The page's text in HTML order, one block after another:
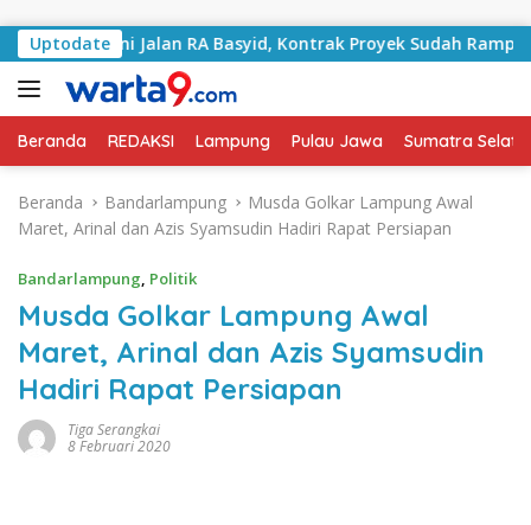
UptodateJalan RA Basyid, Kontrak Proyek Sudah Rampung
Beranda REDAKSI Lampung Pulau Jawa Sumatra
Beranda Bandarlampung
Musda Golkar Lampung Awal
Maret, Arinal dan Azis Syamsudin Hadiri Rapat Persiapan
Bandarlampung, Politik
Musda Golkar Lampung Awal
Maret, Arinal dan Azis Syamsudin
Hadiri Rapat Persiapan
Tiga Serangkai
8 Februari 2020